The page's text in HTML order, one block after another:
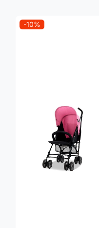
-10%